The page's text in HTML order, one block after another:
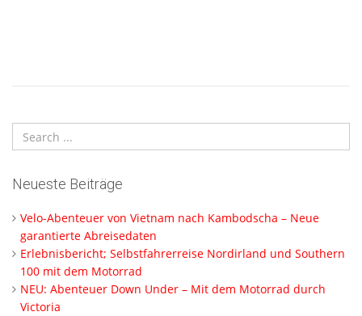
Neueste Beiträge
Velo-Abenteuer von Vietnam nach Kambodscha – Neue
garantierte Abreisedaten
Erlebnisbericht; Selbstfahrerreise Nordirland und Southern
100 mit dem Motorrad
NEU: Abenteuer Down Under – Mit dem Motorrad durch
Victoria